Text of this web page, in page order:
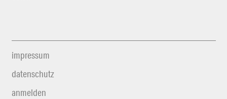
impressum
datenschutz
anmelden